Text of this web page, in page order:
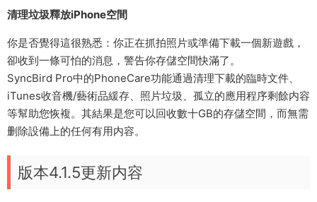
清理垃圾釋放iPhone空間
你是否覺得這很熟悉：你正在抓拍照片或準備下載一個新遊戲，
卻收到一條可怕的消息，警告你存儲空間快滿了。
SyncBird Pro中的PhoneCare功能通過清理下載的臨時文件、
iTunes收音機/藝術品緩存、照片垃圾、孤立的應用程序剩餘内容
等幫助您恢複。其結果是您可以回收數十GB的存儲空間，而無需
删除設備上的任何有用内容。
版本4.1.5更新内容